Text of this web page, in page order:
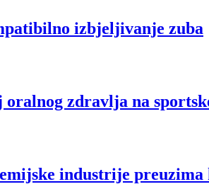
izbjeljivanje zuba
zdravlja na
industrije